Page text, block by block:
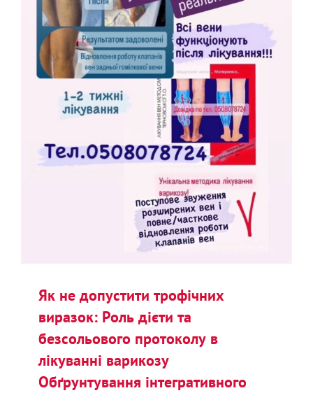
Як не допустити трофічних
виразок: Роль дієти та
безсольового протоколу в
лікуванні варикозу
Обґрунтування інтегративного